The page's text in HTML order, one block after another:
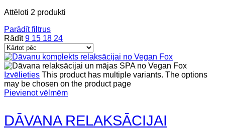
Attēloti 2 produkti
Parādīt filtrus
Rādīt9 15 18 24
Izvēlieties This product has multiple variants. The options
may be chosen on the product page
Pievienot vēlmēm
DĀVANA RELAKSĀCIJAI